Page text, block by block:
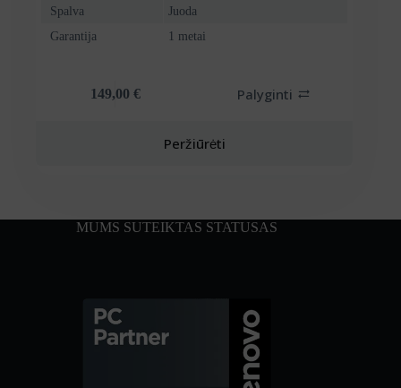
Spalva
Juoda
Garantija
1 metai
149,00 € Palyginti
Peržiūrėti
MUMS SUTEIKTAS STATUSAS